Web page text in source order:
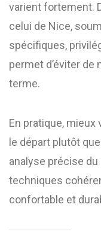
varient fortement.
celui de Nice,
spécifiques,
permet d’éviter de
terme.
En pratique,
le départ plutôt
analyse précise
techniques
confortable et